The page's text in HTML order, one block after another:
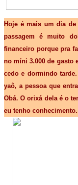
Hoje é mais um dia
passagem é muito
financeiro porque pra
no míni 3.000 de gasto
cedo e dormindo
yaô, a pessoa que
Obá. O orixá dela é o
eu tenho conhecimento.